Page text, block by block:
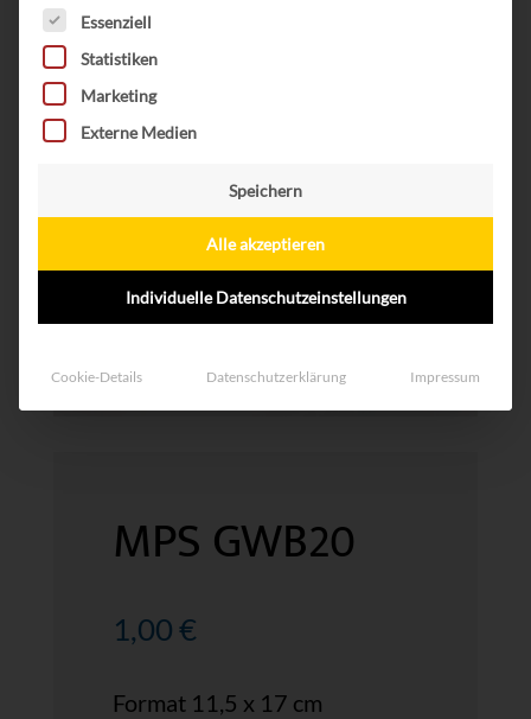
MPS GWB20
1,00€
Format 11,5 x 17 cm
Es folgt eine Liste der Service-Gruppen, für die
Essenziell
Statistiken
Marketing
Externe Medien
Speichern
Alle akzeptieren
Individuelle Datenschutzeinstellungen
Cookie-Details Datenschutzerklärung Impressum